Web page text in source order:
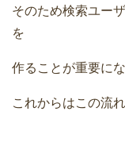
そのため検索ユー
を
作ることが重要に
これからはこの流